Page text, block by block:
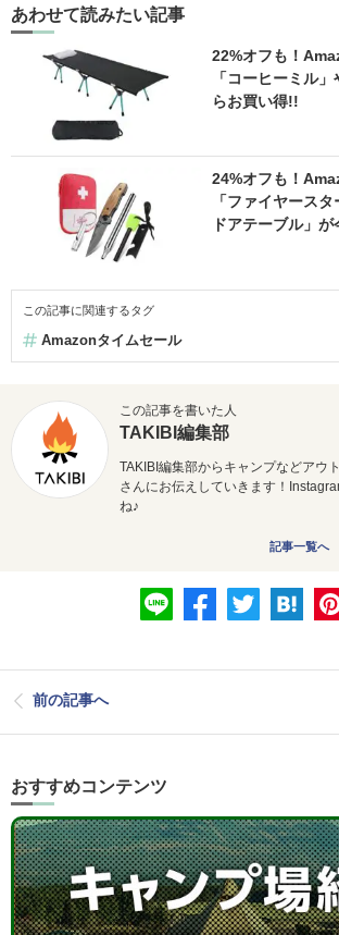
あわせて読みたい記事
22%オフも！
「コーヒーミル
らお買い得!!
24%オフも！
「ファイヤース
ドアテーブル」
この記事に関連するタグ
Amazonタイムセール
この記事を書いた人
TAKIBI編集部
TAKIBI編集部からキャンプなどアウ
さんにお伝えしていきます！
ね♪
記事一覧へ
前の記事へ
おすすめコンテンツ